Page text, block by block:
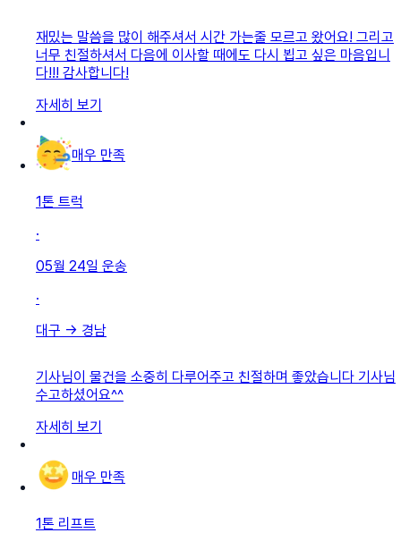
재밌는 말씀을 많이 해주셔서 시간 가는줄 모르고 왔어요! 그리고
너무 친절하셔서 다음에 이사할 때에도 다시 뵙고 싶은 마음입니
다!!! 감사합니다!
자세히 보기
매우 만족
1톤 트럭
·
05월 24일 운송
·
대구 → 경남
기사님이 물건을 소중히 다루어주고 친절하며 좋았습니다 기사님
수고하셨어요^^
자세히 보기
매우 만족
1톤 리프트